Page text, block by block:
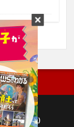
日新聞出版)